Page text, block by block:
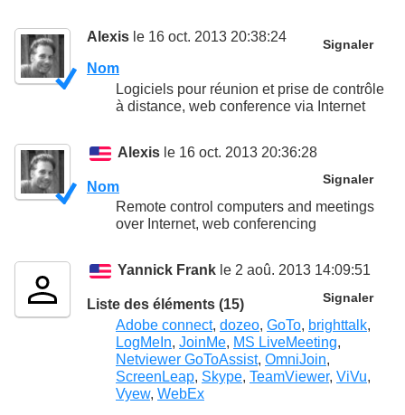
Alexis le 16 oct. 2013 20:38:24 Signaler
Nom
Logiciels pour réunion et prise de contrôle
à distance, web conference via Internet
Alexis le 16 oct. 2013 20:36:28
Signaler
Nom
Remote control computers and meetings
over Internet, web conferencing
Yannick Frank le 2 aoû. 2013 14:09:51
Signaler
Liste des éléments (15)
Adobe connect, dozeo, GoTo, brighttalk,
LogMeIn, JoinMe, MS LiveMeeting,
Netviewer GoToAssist, OmniJoin,
ScreenLeap, Skype, TeamViewer, ViVu,
Vyew, WebEx